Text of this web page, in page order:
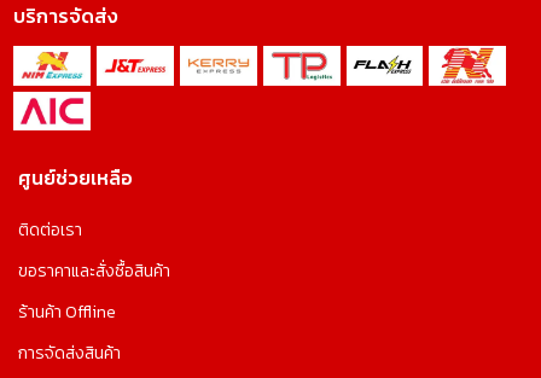
บริการจัดส่ง
ศูนย์ช่วยเหลือ
ติดต่อเรา
ขอราคาและสั่งซื้อสินค้า
ร้านค้า Offline
การจัดส่งสินค้า